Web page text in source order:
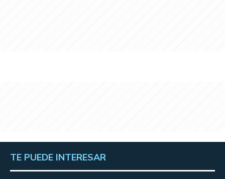
TE PUEDE INTERESAR